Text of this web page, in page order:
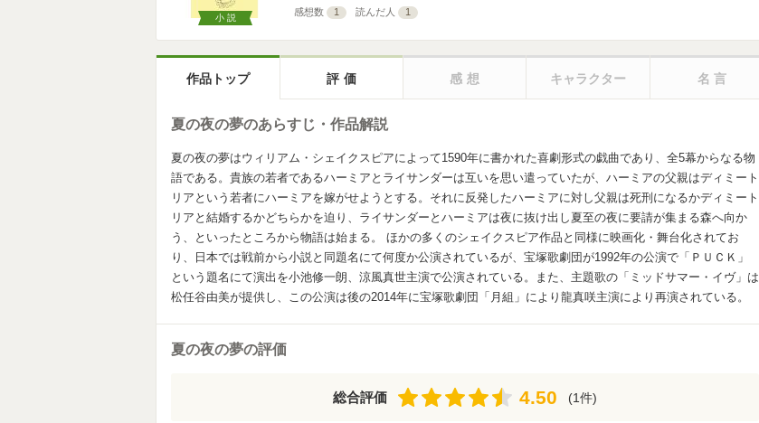
小説
感想数 1 読んだ人 1
作品トップ 評価 感想 キャラクター 名言
夏の夜の夢のあらすじ・作品解説
夏の夜の夢はウィリアム・シェイクスピアによって1590年に書かれた喜劇形式の戯曲であり、全5幕からなる物
語である。貴族の若者であるハーミアとライサンダーは互いを思い遣っていたが、ハーミアの父親はディミート
リアという若者にハーミアを嫁がせようとする。それに反発したハーミアに対し父親は死刑になるかディミート
リアと結婚するかどちらかを迫り、ライサンダーとハーミアは夜に抜け出し夏至の夜に要請が集まる森へ向か
う、といったところから物語は始まる。 ほかの多くのシェイクスピア作品と同様に映画化・舞台化されてお
り、日本では戦前から小説と同題名にて何度か公演されているが、宝塚歌劇団が1992年の公演で「ＰＵＣＫ」
という題名にて演出を小池修一朗、涼風真世主演で公演されている。また、主題歌の「ミッドサマー・イヴ」は
松任谷由美が提供し、この公演は後の2014年に宝塚歌劇団「月組」により龍真咲主演により再演されている。
夏の夜の夢の評価
総合評価 4.50
4.50 (1件)